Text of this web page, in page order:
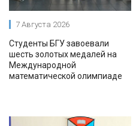
7 Августа 2026
Студенты БГУ завоевали
шесть золотых медалей на
Международной
математической олимпиаде